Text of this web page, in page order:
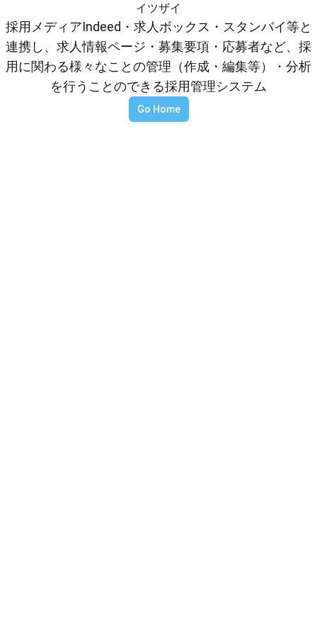
イツザイ
採用メディアIndeed・求人ボックス・スタンバイ等と
連携し、求人情報ページ・募集要項・応募者など、採
用に関わる様々なことの管理（作成・編集等）・分析
を行うことのできる採用管理システム
Go Home